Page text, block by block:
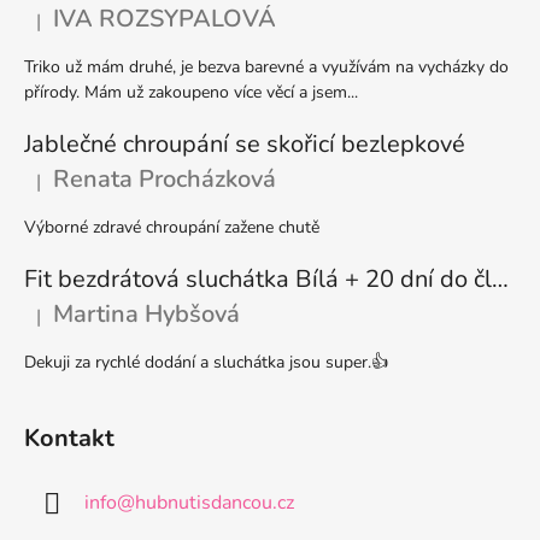
í
p
r
v
y
v
ý
p
s
Hodnocení produktu je 5 z 5 hvězdiček.
| IVA ROZSYPALOVÁ
Triko už mám druhé, je bezva barevné a využívám na vycházky do
přírody. Mám už zakoupeno více věcí a jsem...
Jablečné chroupání se skořicí bezlepkové
Hodnocení produktu je 5 z 5 hvězdiček.
| Renata Procházková
Výborné zdravé chroupání zažene chutě
Fit bezdrátová sluchátka Bílá + 20 dní do členství + seznam písniček i audioknih
Hodnocení produktu je 5 z 5 hvězdiček.
| Martina Hybšová
Dekuji za rychlé dodání a sluchátka jsou super.👍
Kontakt
info@hubnutisdancou.cz